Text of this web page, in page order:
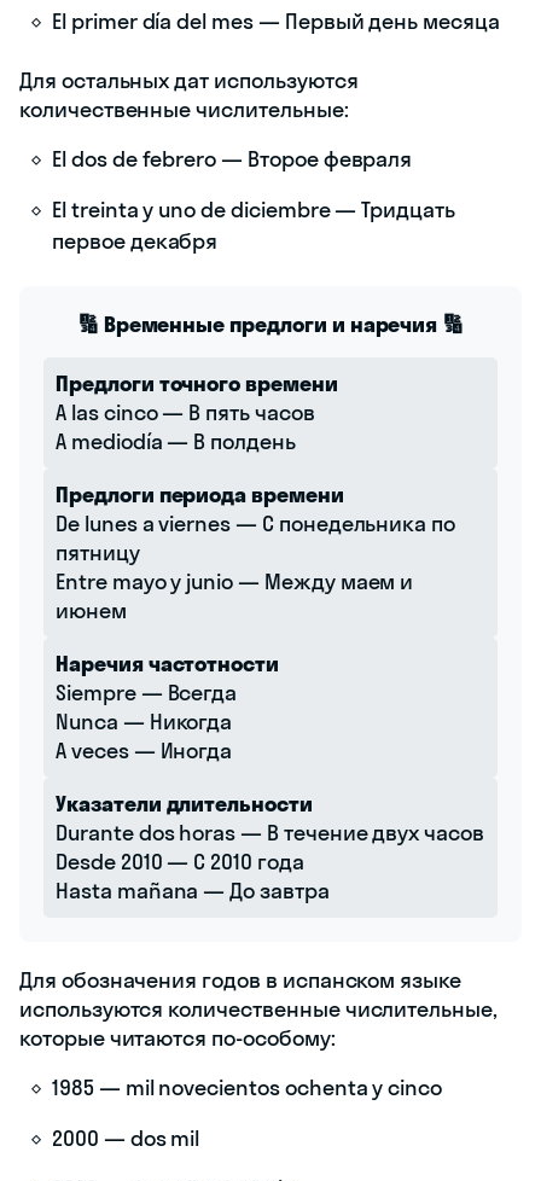
El primer día del mes — Первый день месяца
Для остальных дат используются
количественные числительные:
El dos de febrero — Второе февраля
El treinta y uno de diciembre — Тридцать
первое декабря
🔢 Временные предлоги и наречия 🔢
Предлоги точного времени
A las cinco — В пять часов
A mediodía — В полдень
Предлоги периода времени
De lunes a viernes — С понедельника по
пятницу
Entre mayo y junio — Между маем и
июнем
Наречия частотности
Siempre — Всегда
Nunca — Никогда
A veces — Иногда
Указатели длительности
Durante dos horas — В течение двух часов
Desde 2010 — С 2010 года
Hasta mañana — До завтра
Для обозначения годов в испанском языке
используются количественные числительные,
которые читаются по-особому:
1985 — mil novecientos ochenta y cinco
2000 — dos mil